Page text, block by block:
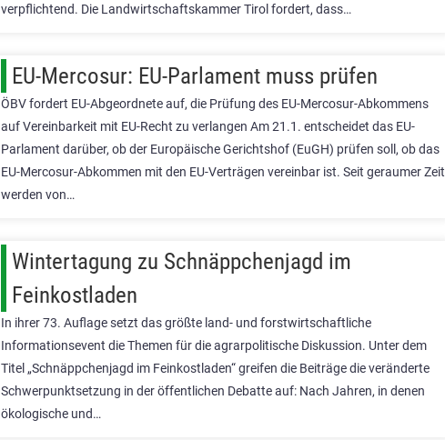
verpflichtend. Die Landwirtschaftskammer Tirol fordert, dass…
EU-Mercosur: EU-Parlament muss prüfen
ÖBV fordert EU-Abgeordnete auf, die Prüfung des EU-Mercosur-Abkommens
auf Vereinbarkeit mit EU-Recht zu verlangen Am 21.1. entscheidet das EU-
Parlament darüber, ob der Europäische Gerichtshof (EuGH) prüfen soll, ob das
EU-Mercosur-Abkommen mit den EU-Verträgen vereinbar ist. Seit geraumer Zeit
werden von…
Wintertagung zu Schnäppchenjagd im
Feinkostladen
In ihrer 73. Auflage setzt das größte land- und forstwirtschaftliche
Informationsevent die Themen für die agrarpolitische Diskussion. Unter dem
Titel „Schnäppchenjagd im Feinkostladen“ greifen die Beiträge die veränderte
Schwerpunktsetzung in der öffentlichen Debatte auf: Nach Jahren, in denen
ökologische und…